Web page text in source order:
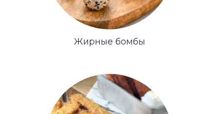
Жирные бомбы